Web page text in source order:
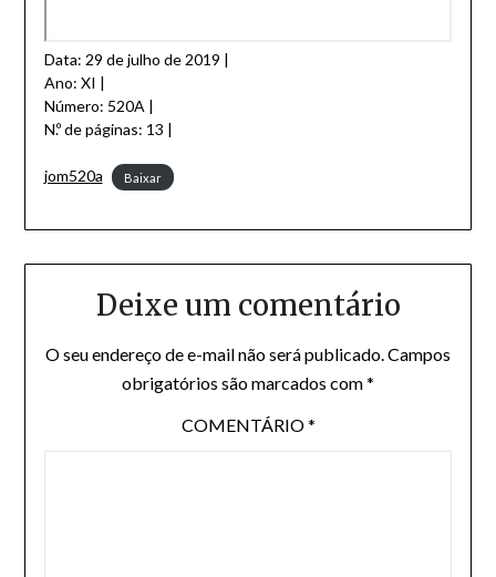
Data: 29 de julho de 2019 |
Ano: XI |
Número: 520A |
N.º de páginas: 13 |
jom520a Baixar
Deixe um comentário
O seu endereço de e-mail não será publicado.Campos
obrigatórios são marcados com*
COMENTÁRIO*